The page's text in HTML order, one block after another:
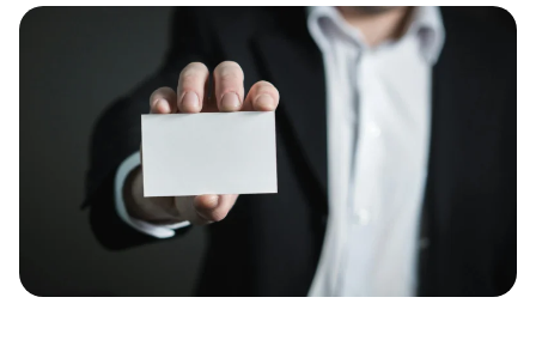
Bayar luar negeri pakai kartu kredit
Kartu Kredit Bisnis
Paper Card
Satu kartu untuk bisnis & personal
Paper Horizon
Kartu korporat expense terlengkap
Solusi Industri
Blog
Kumpulan tips dan informasi bisnis